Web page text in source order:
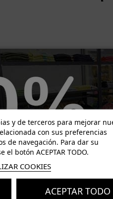
y de terceros para mejorar
con sus preferencias
de navegación. Para dar su
botón ACEPTAR TODO.
COOKIES
ACEPTAR TODO